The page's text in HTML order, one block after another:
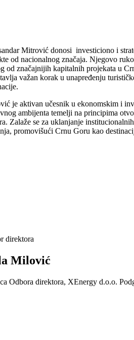
Mitrović donosi investiciono i
od nacionalnog značaja. Njegovo
od značajnijih kapitalnih projekata u
važan korak u unapređenju
je aktivan učesnik u ekonomskim i
ambijenta temelji na principima
Zalaže se za uklanjanje
promovišući Crnu Goru kao
direktora
Milović
Odbora direktora, XEnergy d.o.o.